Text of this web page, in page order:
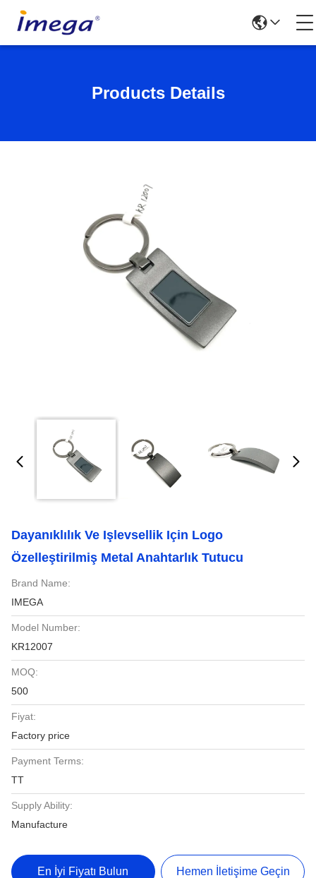
Products Details
Dayanıklılık Ve Işlevsellik Için Logo
Özelleştirilmiş Metal Anahtarlık Tutucu
Brand Name:
IMEGA
Model Number:
KR12007
MOQ:
500
Fiyat:
Factory price
Payment Terms:
TT
Supply Ability:
Manufacture
En İyi Fiyatı Bulun Hemen İletişime Geçin